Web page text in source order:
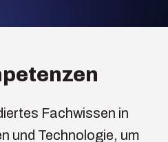
Fachwissen in
und Technologie, um